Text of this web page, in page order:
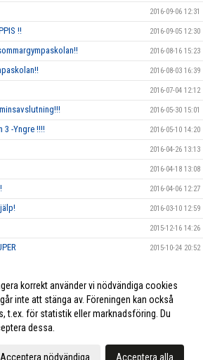
2016-09-06 12:31
!! 2016-09-05 12:30
2016-08-16 15:23
2016-08-03 16:39
2016-07-04 12:12
2016-05-30 15:01
3 -Yngre !!!! 2016-05-10 14:20
2016-04-26 13:13
2016-04-18 13:08
2016-04-06 12:27
2016-03-10 12:59
2015-12-16 14:26
2015-10-24 20:52
behöver DIN hjälp!! 2015-09-10 13:26
korrekt använder vi nödvändiga cookies
inte att stänga av. Föreningen kan också
t.ex. för statistik eller marknadsföring. Du
dessa.
Acceptera nödvändiga Acceptera alla